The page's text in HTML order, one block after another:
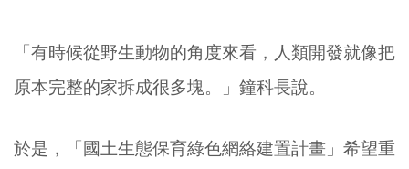
「有時候從野生動物的角度來看，人類開發就像把
原本完整的家拆成很多塊。」鐘科長說。
於是，「國土生態保育綠色網絡建置計畫」希望重